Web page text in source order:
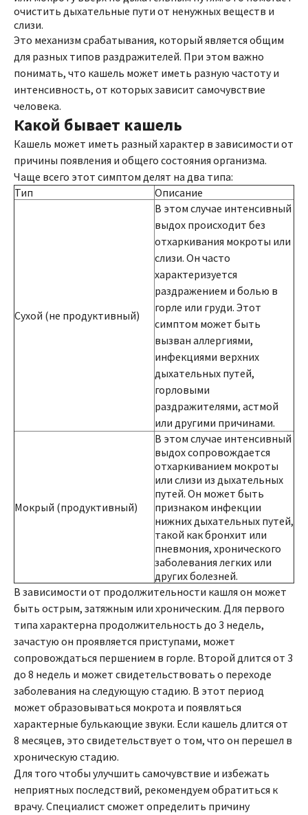
очистить дыхательные пути от ненужных веществ и
слизи.
Это механизм срабатывания, который является общим
для разных типов раздражителей. При этом важно
понимать, что кашель может иметь разную частоту и
интенсивность, от которых зависит самочувствие
человека.
Какой бывает кашель
Кашель может иметь разный характер в зависимости от
причины появления и общего состояния организма.
Чаще всего этот симптом делят на два типа:
Тип
Описание
Сухой (не продуктивный)
В этом случае интенсивный
выдох происходит без
отхаркивания мокроты или
слизи. Он часто
характеризуется
раздражением и болью в
горле или груди. Этот
симптом может быть
вызван аллергиями,
инфекциями верхних
дыхательных путей,
горловыми
раздражителями, астмой
или другими причинами.
Мокрый (продуктивный)
В этом случае интенсивный
выдох сопровождается
отхаркиванием мокроты
или слизи из дыхательных
путей. Он может быть
признаком инфекции
нижних дыхательных путей,
такой как бронхит или
пневмония, хронического
заболевания легких или
других болезней.
В зависимости от продолжительности кашля он может
быть острым, затяжным или хроническим. Для первого
типа характерна продолжительность до 3 недель,
зачастую он проявляется приступами, может
сопровождаться першением в горле. Второй длится от 3
до 8 недель и может свидетельствовать о переходе
заболевания на следующую стадию. В этот период
может образовываться мокрота и появляться
характерные булькающие звуки. Если кашель длится от
8 месяцев, это свидетельствует о том, что он перешел в
хроническую стадию.
Для того чтобы улучшить самочувствие и избежать
неприятных последствий, рекомендуем обратиться к
врачу. Специалист сможет определить причину